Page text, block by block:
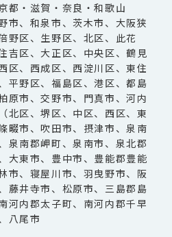
都・滋賀・奈良・和歌山
市、和泉市、茨木市、大阪狭
野区、生野区、北区、此花
吉区、大正区、中央区、鶴見
区、西成区、西淀川区、東住
平野区、福島区、港区、都島
原市、交野市、門真市、河内
北区、堺区、中区、西区、東
畷市、吹田市、摂津市、泉南
泉南郡岬町、泉南市、泉北郡
大東市、豊中市、豊能郡豊能
市、寝屋川市、羽曳野市、阪
藤井寺市、松原市、三島郡島
河内郡太子町、南河内郡千早
八尾市